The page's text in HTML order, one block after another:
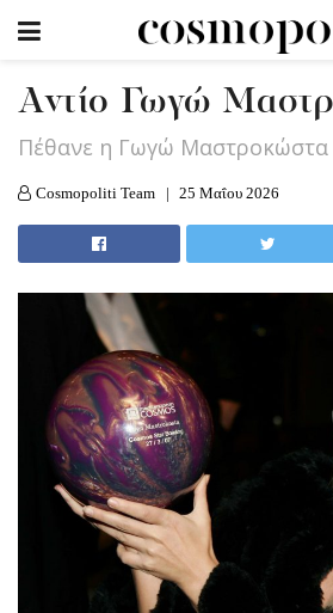
Αντίο Γωγώ
Πέθανε η Γωγώ Μαστροκώστα
Cosmopoliti Team 25 Μαΐου 2026